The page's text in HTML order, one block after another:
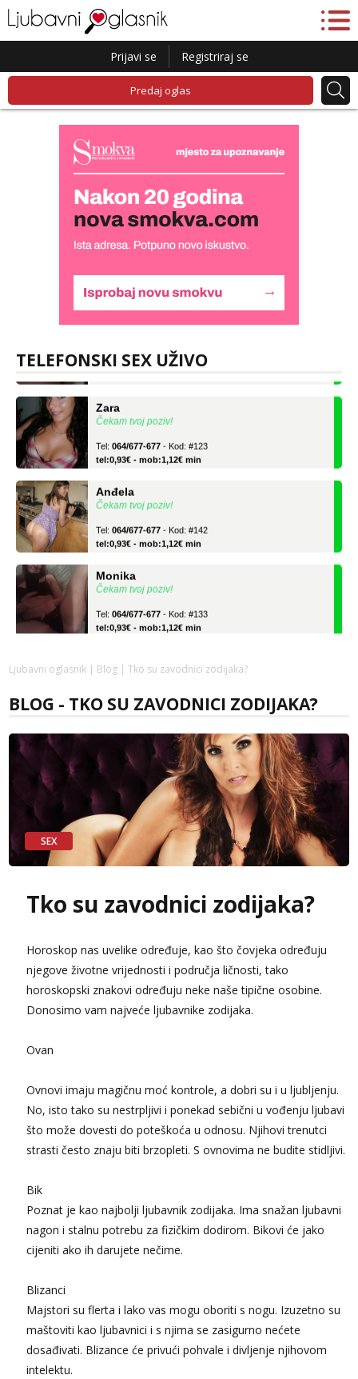
Prijavi se Registriraj se
Predaj oglas
TELEFONSKI SEX UŽIVO
Monika
Čekam tvoj poziv!
- Kod: #133
tel:0,93€ - mob:1,12€ min
Čekam tvoj poziv!
tel:0,93€ - mob:1,12€ min
Čekam tvoj poziv!
tel:0,93€ - mob:1,12€ min
Čekam tvoj poziv!
tel:0,93€ - mob:1,12€ min
tel:0,93€ - mob:1,12€ min
Anđela
Čekam tvoj poziv!
Tel: 064/677-677
- Kod: #142
tel:0,93€ - mob:1,12€ min
Ljubavni oglasnik | Blog | Tko su zavodnici zodijaka?
BLOG - TKO SU ZAVODNICI ZODIJAKA?
SEX
Tko su zavodnici zodijaka?
Horoskop nas uvelike određuje, kao što čovjeka određuju
njegove životne vrijednosti i područja ličnosti, tako
horoskopski znakovi određuju neke naše tipične osobine.
Donosimo vam najveće ljubavnike zodijaka.
Ovan
Ovnovi imaju magičnu moć kontrole, a dobri su i u ljubljenju.
No, isto tako su nestrpljivi i ponekad sebični u vođenju ljubavi
što može dovesti do poteškoća u odnosu. Njihovi trenutci
strasti često znaju biti brzopleti. S ovnovima ne budite stidljivi.
Bik
Poznat je kao najbolji ljubavnik zodijaka. Ima snažan ljubavni
nagon i stalnu potrebu za fizičkim dodirom. Bikovi će jako
cijeniti ako ih darujete nečime.
Blizanci
Majstori su flerta i lako vas mogu oboriti s nogu. Izuzetno su
maštoviti kao ljubavnici i s njima se zasigurno nećete
dosađivati. Blizance će privući pohvale i divljenje njihovom
intelektu.